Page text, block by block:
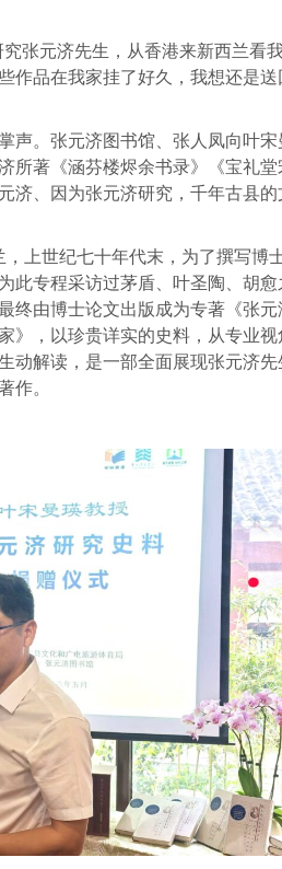
张元济先生，从香港来新西兰看我
作品在我家挂了好久，我想还是送
声。张元济图书馆、张人凤向叶
所著《涵芬楼烬余书录》《宝礼堂
济、因为张元济研究，千年古县
上世纪七十年代末，为了撰写博
此专程采访过茅盾、叶圣陶、胡
终由博士论文出版成为专著《张元
，以珍贵详实的史料，从专业视
动解读，是一部全面展现张元济先
。